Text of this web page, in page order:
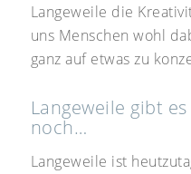
Langeweile die
uns Menschen wohl
ganz auf etwas zu
Langeweile gibt
noch…
Langeweile ist